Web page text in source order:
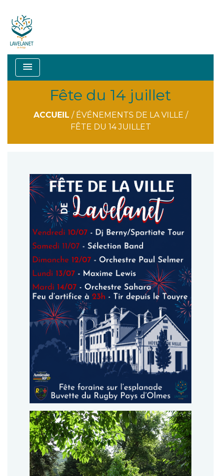
menu
Fête du 14 juillet
ACCUEIL / ÉVÉNEMENTS DE LA VILLE /
FÊTE DU 14 JUILLET